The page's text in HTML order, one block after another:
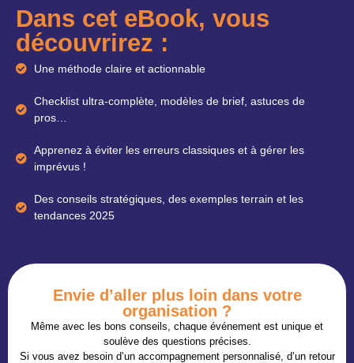
Dans cet eBook, vous
découvrirez :
Une méthode claire et actionnable
Checklist ultra-complète, modèles de brief, astuces de
pros…
Apprenez à éviter les erreurs classiques et à gérer les
imprévus !
Des conseils stratégiques, des exemples terrain et les
tendances 2025
Envie d’aller plus loin dans votre
organisation ?
Même avec les bons conseils, chaque événement est unique et
soulève des questions précises.
Si vous avez besoin d’un accompagnement personnalisé, d’un retour